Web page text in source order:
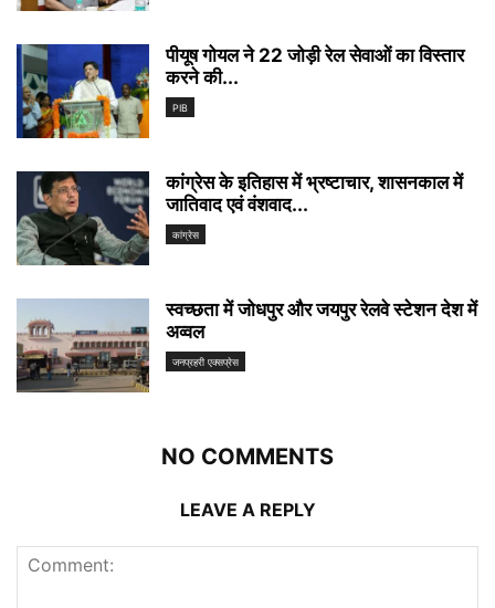
पीयूष गोयल ने 22 जोड़ी रेल सेवाओं का विस्तार
करने की...
PIB
कांग्रेस के इतिहास में भ्रष्टाचार, शासनकाल में
जातिवाद एवं वंशवाद...
कांग्रेस
स्वच्छता में जोधपुर और जयपुर रेलवे स्टेशन देश में
अव्वल
जनप्रहरी एक्सप्रेस
NO COMMENTS
LEAVE A REPLY